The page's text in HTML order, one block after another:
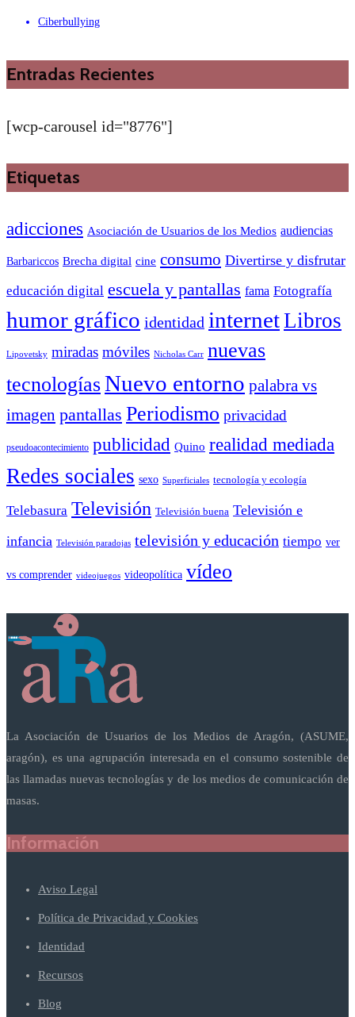
Ciberbullying
Entradas Recientes
[wcp-carousel id="8776"]
Etiquetas
adicciones Asociación de Usuarios de los Medios audiencias
Barbariccos Brecha digital cine consumo Divertirse y disfrutar
educación digital escuela y pantallas fama Fotografía
humor gráfico identidad internetLibros
Lipovetsky miradas móviles Nicholas Carr nuevas
tecnologíasNuevo entorno palabra vs
imagen pantallas Periodismo privacidad
pseudoacontecimiento publicidad Quino realidad mediada
Redes sociales sexo Superficiales tecnología y ecología
Telebasura Televisión Televisión buena Televisión e
infancia Televisión paradojas televisión y educación tiempo ver
vs comprender videojuegos videopolítica vídeo
La Asociación de Usuarios de los Medios de Aragón, (ASUME,
aragón), es una agrupación interesada en el consumo sostenible de
las llamadas nuevas tecnologías y de los medios de comunicación de
masas.
Información
Aviso Legal
Política de Privacidad y Cookies
Identidad
Recursos
Blog